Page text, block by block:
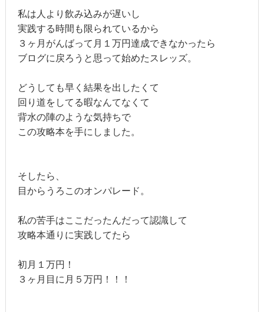
私は人より飲み込みが遅いし
実践する時間も限られているから
３ヶ月がんばって月１万円達成できなかったら
ブログに戻ろうと思って始めたスレッズ。
どうしても早く結果を出したくて
回り道をしてる暇なんてなくて
背水の陣のような気持ちで
この攻略本を手にしました。
そしたら、
目からうろこのオンパレード。
私の苦手はここだったんだって認識して
攻略本通りに実践してたら
初月１万円！
３ヶ月目に月５万円！！！